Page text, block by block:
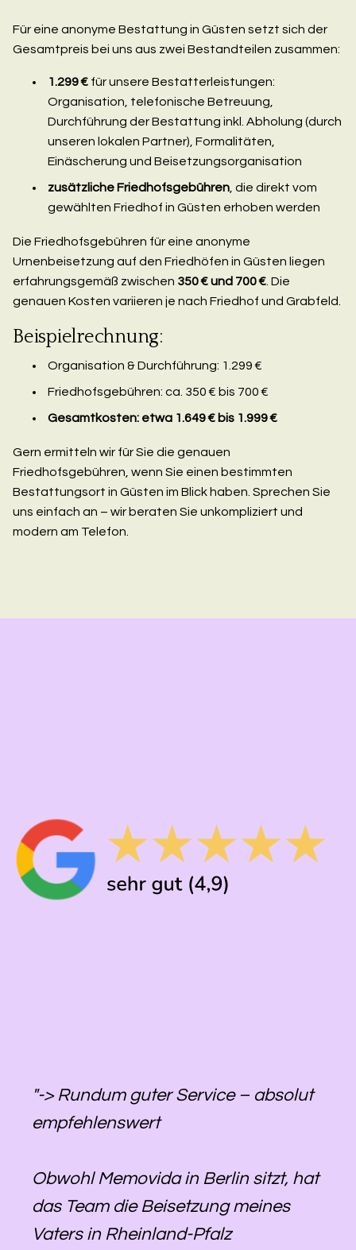
Für eine anonyme Bestattung in Güsten setzt sich der
Gesamtpreis bei uns aus zwei Bestandteilen zusammen:
1.299 € für unsere Bestatterleistungen:
Organisation, telefonische Betreuung,
Durchführung der Bestattung inkl. Abholung (durch
unseren lokalen Partner), Formalitäten,
Einäscherung und Beisetzungsorganisation
zusätzliche Friedhofsgebühren , die direkt vom
gewählten Friedhof in Güsten erhoben werden
Die Friedhofsgebühren für eine anonyme
Urnenbeisetzung auf den Friedhöfen in Güsten liegen
erfahrungsgemäß zwischen 350 € und 700 € . Die
genauen Kosten variieren je nach Friedhof und Grabfeld.
Beispielrechnung:
Organisation & Durchführung: 1.299 €
Friedhofsgebühren: ca. 350 € bis 700 €
Gesamtkosten: etwa 1.649 € bis 1.999 €
Gern ermitteln wir für Sie die genauen
Friedhofsgebühren, wenn Sie einen bestimmten
Bestattungsort in Güsten im Blick haben. Sprechen Sie
uns einfach an – wir beraten Sie unkompliziert und
modern am Telefon.
"-> Rundum guter Service – absolut
empfehlenswert
Obwohl Memovida in Berlin sitzt, hat
das Team die Beisetzung meines
Vaters in Rheinland-Pfalz